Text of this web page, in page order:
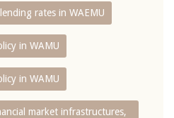
rates in WAEMU
in WAMU
in WAMU
market infrastructures,